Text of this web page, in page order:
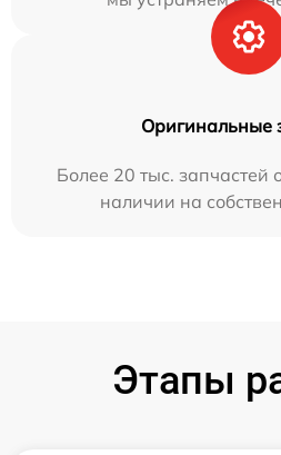
Оригинальные
Более 20 тыс. запчастей
наличии на
Этапы